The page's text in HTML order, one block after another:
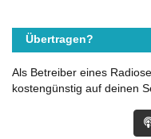
Übertragen?
Als Betreiber eines
kostengünstig auf deinen